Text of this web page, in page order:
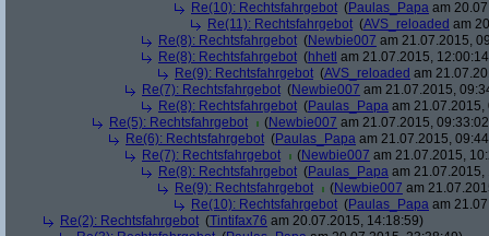
Re(10): Rechtsfahrgebot (Paulas_Papa am
Re(11): Rechtsfahrgebot (AVS_reloaded am
Re(8): Rechtsfahrgebot (Newbie007 am 21.07.2015,
Re(8): Rechtsfahrgebot (hhetl am 21.07.2015,
Re(9): Rechtsfahrgebot (AVS_reloaded am
Re(7): Rechtsfahrgebot (Newbie007 am 21.07.2015,
Re(8): Rechtsfahrgebot (Paulas_Papa am 21.07.2015,
Re(5): Rechtsfahrgebot
(Newbie007 am 21.07.2015,
Re(6): Rechtsfahrgebot (Paulas_Papa am 21.07.2015,
Re(7): Rechtsfahrgebot
(Newbie007 am 21.07.2015,
Re(8): Rechtsfahrgebot (Paulas_Papa am 21.07.2015,
Re(9): Rechtsfahrgebot
(Newbie007 am
Re(10): Rechtsfahrgebot (Paulas_Papa am
Re(2): Rechtsfahrgebot (Tintifax76 am 20.07.2015, 14:18:59)